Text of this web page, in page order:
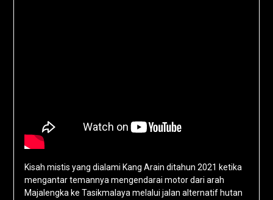
Kisah mistis yang dialami Kang Arain ditahun 2021 ketika
mengantar temannya mengendarai motor dari arah
Majalengka ke Tasikmalaya melalui jalan alternatif hutan